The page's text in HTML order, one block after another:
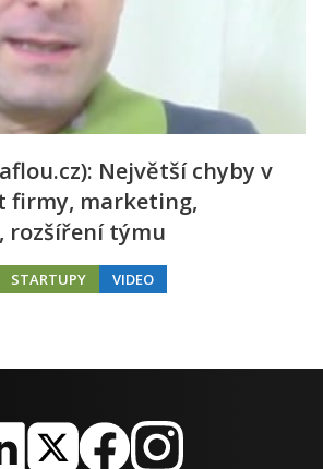
Největší chyby v
firmy, marketing,
rozšíření týmu
STARTUPY VIDEO